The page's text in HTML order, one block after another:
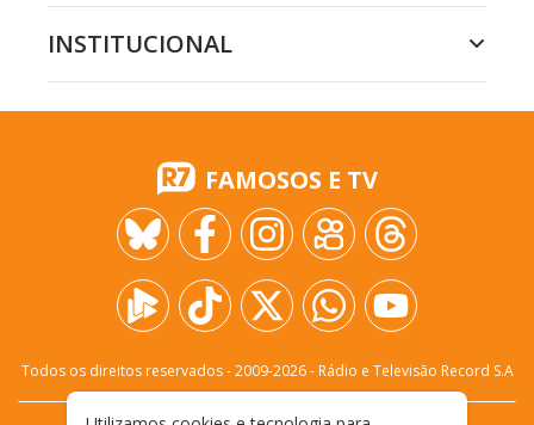
INSTITUCIONAL
FAMOSOS E TV
Todos os direitos reservados - 2009-2026- Rádio e Televisão Record S.A